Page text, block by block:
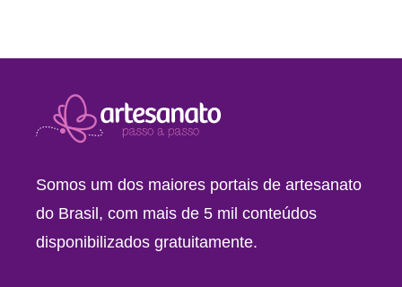
Somos um dos maiores portais de artesanato
do Brasil, com mais de 5 mil conteúdos
disponibilizados gratuitamente.